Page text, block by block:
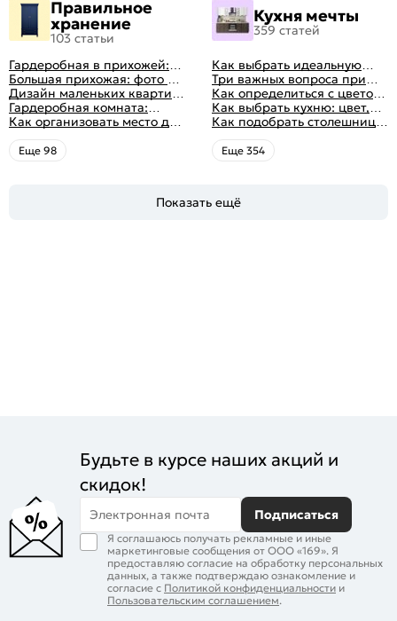
Правильное
хранение
103 статьи
Гардеробная в прихожей:
виды, фото в интерьере,
идеи дизайна
Большая прихожая: фото с
функциональным
распределением дизайна
Дизайн маленьких квартир:
10 идей для дизайна
интерьера с фото
Гардеробная комната:
дизайн, планировка, советы
по обустройству,
распространенные ошибки
Как организовать место для
хранения на балконе
Eще 98
Кухня мечты
359 статей
Как выбрать идеальную
планировку для кухни
Три важных вопроса при
выборе кухни: готовка,
посуда, комфорт
Как определиться с цветом
кухни: светлые, темные,
яркие
Как выбрать кухню: цвет,
планировка, аксессуары
Как подобрать столешницу
для кухни по цвету
Eще 354
Показать ещё
Будьте в курсе наших акций и
скидок!
Электронная почта Подписаться
Я соглашаюсь получать рекламные и иные
маркетинговые сообщения от ООО «169». Я
предоставляю согласие на обработку персональных
данных, а также подтверждаю ознакомление и
согласие с Политикой конфиденциальности и
Пользовательским соглашением.